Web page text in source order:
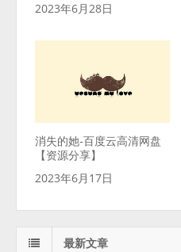
2023年6月28日
消失的她-百度云高清网盘
【资源分享】
2023年6月17日
最新文章